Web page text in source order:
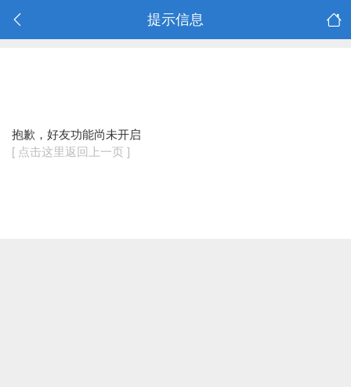
提示信息
抱歉，好友功能尚未开启
[ 点击这里返回上一页 ]